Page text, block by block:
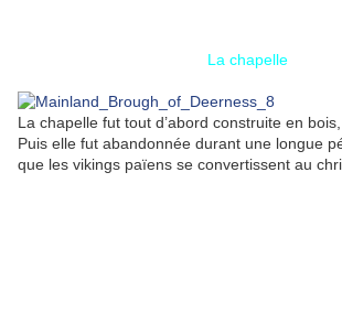
La chapelle
La chapelle fut tout d’abord construite en
Puis elle fut abandonnée durant une longue
que les vikings païens se convertissent au